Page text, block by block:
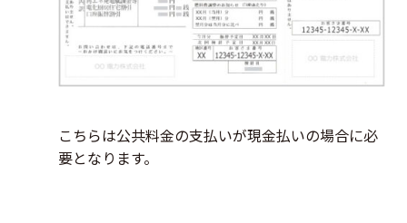
こちらは公共料金の支払いが現金払いの場合に必
要となります。